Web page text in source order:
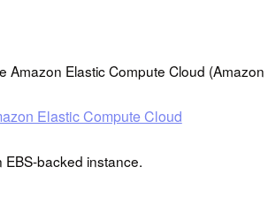
Amazon Elastic Compute Cloud
Elastic Compute Cloud
backed instance.